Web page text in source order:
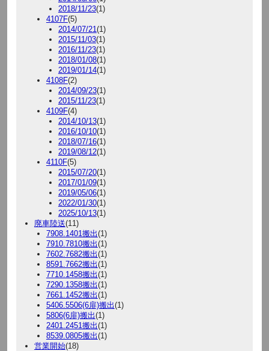
2018/11/23(1)
4107F(5)
2014/07/21(1)
2015/11/03(1)
2016/11/23(1)
2018/01/08(1)
2019/01/14(1)
4108F(2)
2014/09/23(1)
2015/11/23(1)
4109F(4)
2014/10/13(1)
2016/10/10(1)
2018/07/16(1)
2019/08/12(1)
4110F(5)
2015/07/20(1)
2017/01/09(1)
2019/05/06(1)
2022/01/30(1)
2025/10/13(1)
廃車陸送(11)
7908.1401搬出(1)
7910.7810搬出(1)
7602.7682搬出(1)
8591.7662搬出(1)
7710.1458搬出(1)
7290.1358搬出(1)
7661.1452搬出(1)
5406.5506(6扉)搬出(1)
5806(6扉)搬出(1)
2401.2451搬出(1)
8539.0805搬出(1)
営業開始(18)